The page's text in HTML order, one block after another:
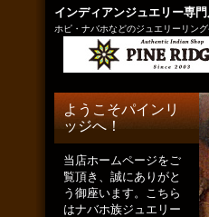
インディアンジュエリー専門
ホピ・ナバホなどのジュエリーリン
ようこそパインリ
ッジへ！
当店ホームページをご
覧頂き、誠にありがと
う御座います。こちら
はナバホ族ジュエリー